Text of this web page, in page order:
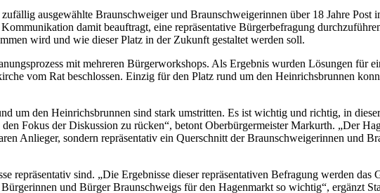
ausgewählte Braunschweiger und Braunschweigerinnen über 18 Jahre
damit beauftragt, eine repräsentative Bürgerbefragung
wird und wie dieser Platz in der Zukunft gestaltet werden soll.
mit mehreren Bürgerworkshops. Als Ergebnis wurden Lösungen für
vom Rat beschlossen. Einzig für den Platz rund um den Heinrichsbrunnen
um den Heinrichsbrunnen sind stark umstritten. Es ist wichtig und richtig, in
Fokus der Diskussion zu rücken“, betont Oberbürgermeister Markurth. „Der
Anlieger, sondern repräsentativ ein Querschnitt der Braunschweigerinnen und
repräsentativ sind. „Die Ergebnisse dieser repräsentativen Befragung werden
und Bürger Braunschweigs für den Hagenmarkt so wichtig“, ergänzt